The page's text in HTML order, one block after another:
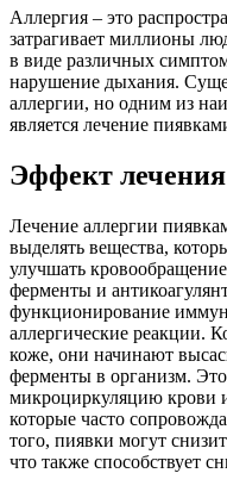
Аллергия – это
затрагивает миллионы
в виде различных
нарушение дыхания.
аллергии, но одним из
является лечение
Эффект
Лечение аллергии
выделять вещества,
улучшать
ферменты и
функционирование
аллергические реакции.
коже, они начинают
ферменты в организм.
микроциркуляцию крови
которые часто
того, пиявки могут
что также способствует